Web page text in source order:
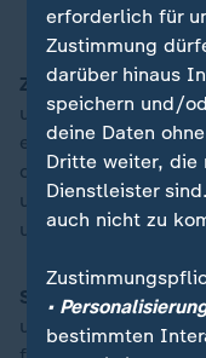
Ines Schwerdtner,
ZDFheute: Wenn
und es kommt zu
einen ähnlichen
dann werden Teile
und die anderen
um mit diesem
Schwerdtner:Das
und im Leitantrag
erforderlich für
Zustimmung
darüber hinaus
speichern und/
deine Daten
Dritte weiter, die
Dienstleister
auch nicht zu
•
bestimmten